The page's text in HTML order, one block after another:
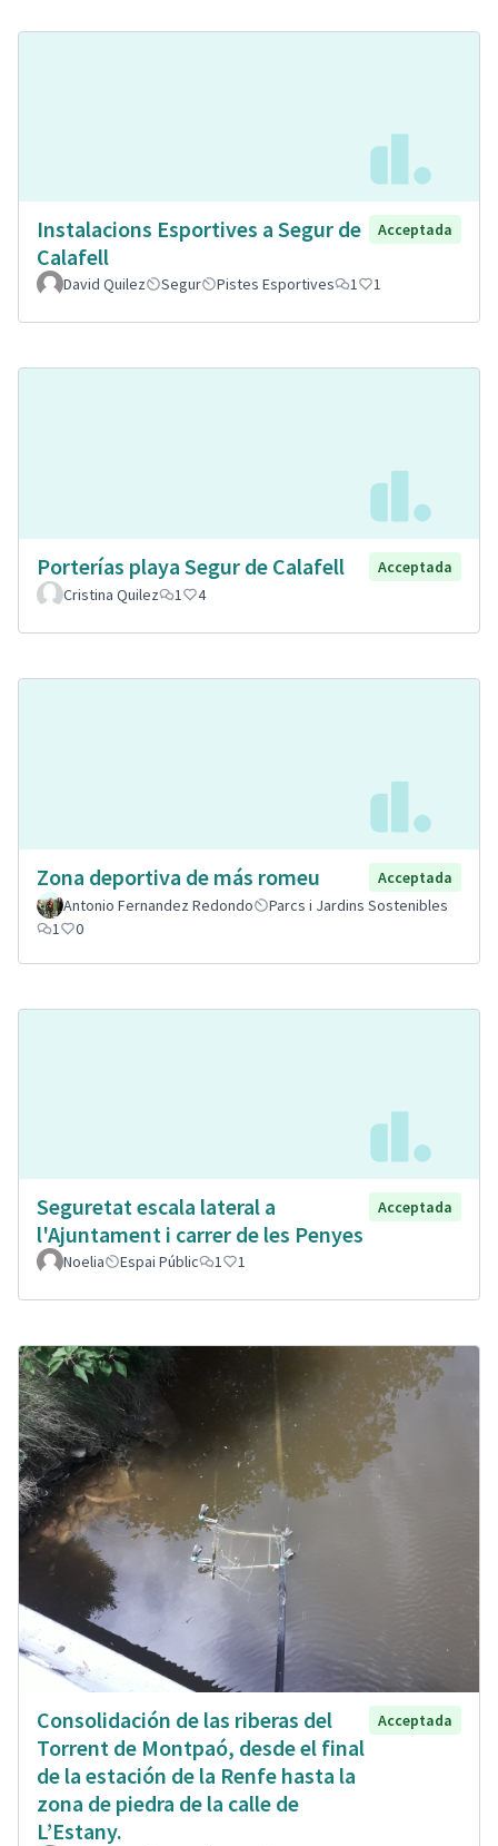
Instalacions Esportives a Segur de
Calafell
Acceptada
David Quilez Segur Pistes Esportives 1 1
Porterías playa Segur de Calafell
Acceptada
Cristina Quilez
1 4
Zona deportiva de más romeu
Acceptada
Antonio Fernandez Redondo
Parcs i Jardins Sostenibles
1
0
Seguretat escala lateral a
l'Ajuntament i carrer de les Penyes
Acceptada
Noelia Espai Públic 1 1
Consolidación de las riberas del
Torrent de Montpaó, desde el final
de la estación de la Renfe hasta la
zona de piedra de la calle de
L’Estany.
Acceptada